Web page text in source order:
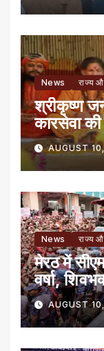
News राज्य
श्रीकृष्ण
कारसेवा
AUGUST
News राज्य
मेरठ में
वर्षा,
AUGUST